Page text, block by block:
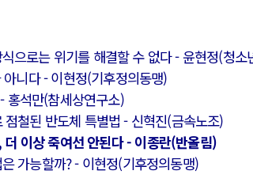
으로는 위기를 해결할 수 없다 - 윤현정(청소
니다 - 이현정(기후정의동맹)
홍석만(참세상연구소)
철된 반도체 특별법 - 신혁진(금속노조)
이상 죽여선 안된다 - 이종란(반올림)
가능할까? - 이현정(기후정의동맹)